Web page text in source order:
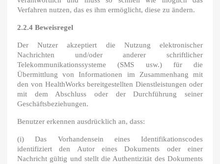
Verfahren nutzen, das es ihm ermöglicht, diese zu ändern.
2.2.4 Beweisregel
Der Nutzer akzeptiert die Nutzung elektronischer
Nachrichten und/oder anderer schriftlicher
Telekommunikationssysteme (SMS usw.) für die
Übermittlung von Informationen im Zusammenhang mit
den von HealthWorks bereitgestellten Dienstleistungen oder
mit dem Abschluss oder der Durchführung seiner
Geschäftsbeziehungen.
Benutzer erkennen ausdrücklich an, dass:
(i) Das Vorhandensein eines Identifikationscodes
identifiziert den Autor eines Dokuments oder einer
Nachricht gültig und stellt die Authentizität des Dokuments